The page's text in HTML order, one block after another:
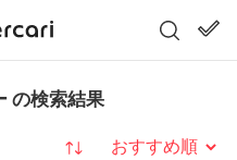
の検索結果
並び替え